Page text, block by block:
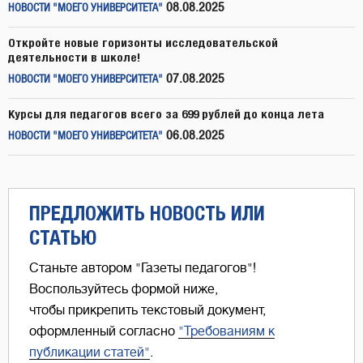
НОВОСТИ "МОЕГО УНИВЕРСИТЕТА" 08.08.2025
Откройте новые горизонты исследовательской
деятельности в школе!
НОВОСТИ "МОЕГО УНИВЕРСИТЕТА" 07.08.2025
Курсы для педагогов всего за 699 рублей до конца лета
НОВОСТИ "МОЕГО УНИВЕРСИТЕТА" 06.08.2025
ПРЕДЛОЖИТЬ НОВОСТЬ ИЛИ
СТАТЬЮ
Станьте автором "Газеты педагогов"!
Воспользуйтесь формой ниже,
чтобы прикрепить текстовый документ,
оформленный согласно "Требованиям к
публикации статей".